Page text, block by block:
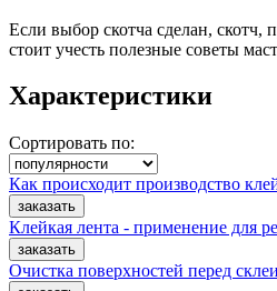
Если выбор скотча сделан,
стоит учесть полезные советы
Характеристики
Сортировать по:
Как происходит производство
Клейкая лента - применение для
Очистка поверхностей перед